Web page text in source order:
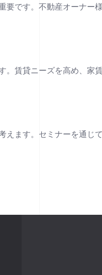
です。不動産オーナー
賃貸ニーズを高め、家
ます。セミナーを通じ